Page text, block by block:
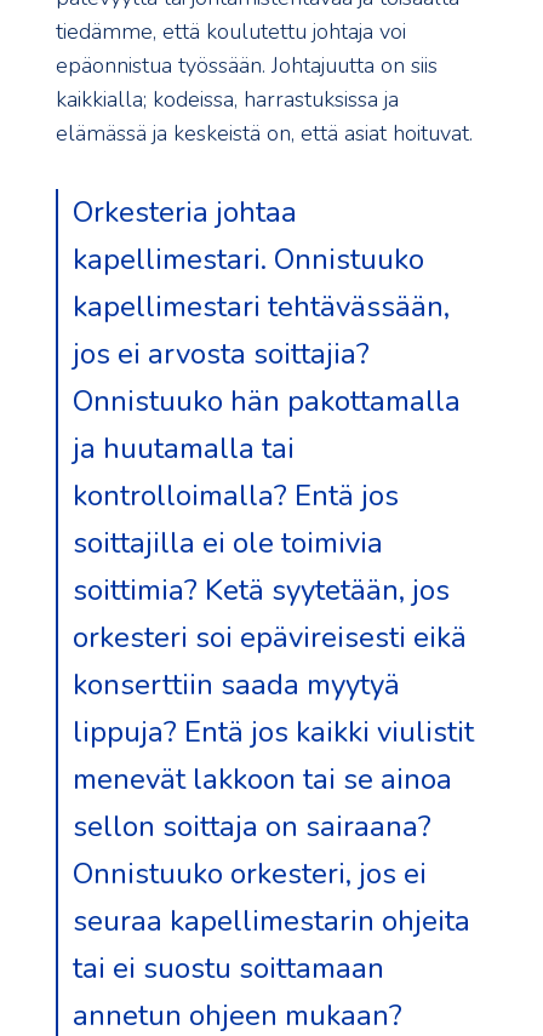
tiedämme, että koulutettu johtaja voi
epäonnistua työssään. Johtajuutta on siis
kaikkialla; kodeissa, harrastuksissa ja
elämässä ja keskeistä on, että asiat hoituvat.
Orkesteria johtaa
kapellimestari. Onnistuuko
kapellimestari tehtävässään,
jos ei arvosta soittajia?
Onnistuuko hän pakottamalla
ja huutamalla tai
kontrolloimalla? Entä jos
soittajilla ei ole toimivia
soittimia? Ketä syytetään, jos
orkesteri soi epävireisesti eikä
konserttiin saada myytyä
lippuja? Entä jos kaikki viulistit
menevät lakkoon tai se ainoa
sellon soittaja on sairaana?
Onnistuuko orkesteri, jos ei
seuraa kapellimestarin ohjeita
tai ei suostu soittamaan
annetun ohjeen mukaan?